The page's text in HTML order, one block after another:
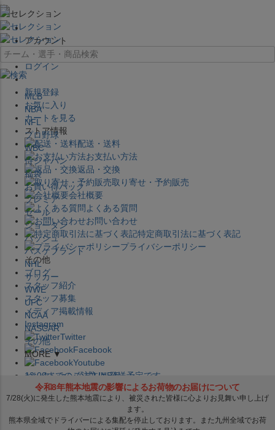
×
アカウント
ログイン
新規登録
お気に入り
カートを見る
ストア情報
配送・送料
お支払い方法
返品・交換
取り寄せ・予約販売
会社概要
よくある質問
お問い合わせ
特定商取引法に基づく表記
プライバシーポリシー
その他
ブログ
スタッフ紹介
スタッフ募集
メディア掲載情報
Instagram
Twitter
Facebook
Youtube
セレクション公式LINE@
MLB
NBA
NFL
プロ野球
WBC
侍ジャパン
福袋
お買い得パック
プレミア
セール
ジョーダン
バッシュ
バスケブランド
NHL
サッカー
WWE
UFC
NCAA
NASCAR
その他
MORE ▼
12:00までのご注文は発送予定です。
在庫品は 1-3営業日内で発送!! ※お取寄せ商品は対象外